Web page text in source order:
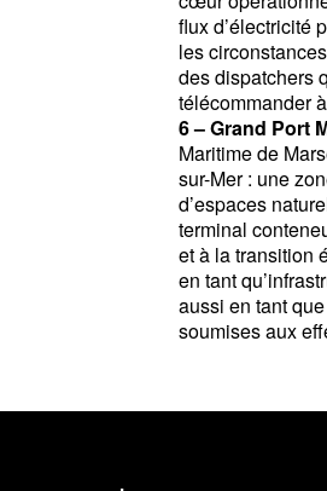
flux d’électricité
les
des dispatchers
télécommander
6– Grand Port
Maritime de
sur-Mer : une
d’espaces
terminal
et à la transition
en tant
aussi en tant
soumises aux